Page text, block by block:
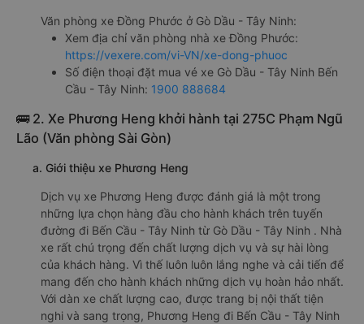
Văn phòng xe Đồng Phước ở Gò Dầu - Tây Ninh:
Xem địa chỉ văn phòng nhà xe Đồng Phước:
https://vexere.com/vi-VN/xe-dong-phuoc
Số điện thoại đặt mua vé xe Gò Dầu - Tây Ninh Bến
Cầu - Tây Ninh: 1900 888684
🚌 2. Xe Phương Heng khởi hành tại 275C Phạm Ngũ
Lão (Văn phòng Sài Gòn)
a. Giới thiệu xe Phương Heng
Dịch vụ xe Phương Heng được đánh giá là một trong
những lựa chọn hàng đầu cho hành khách trên tuyến
đường đi Bến Cầu - Tây Ninh từ Gò Dầu - Tây Ninh . Nhà
xe rất chú trọng đến chất lượng dịch vụ và sự hài lòng
của khách hàng. Vì thế luôn luôn lắng nghe và cải tiến để
mang đến cho hành khách những dịch vụ hoàn hảo nhất.
Với dàn xe chất lượng cao, được trang bị nội thất tiện
nghi và sang trọng, Phương Heng đi Bến Cầu - Tây Ninh